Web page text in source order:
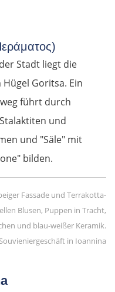
Stadt liegt die
Goritsa. Ein
führt durch
und
und "Säle" mit
bilden.
Souvieniergeschäft in Ioannina